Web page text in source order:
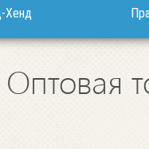
Хенд
Оптовая